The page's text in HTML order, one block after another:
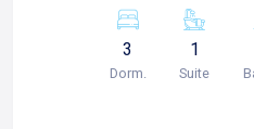
ampla com sacada; -01
planejada; -Área de
Para mais informações e
3
Dorm.
1
Suite